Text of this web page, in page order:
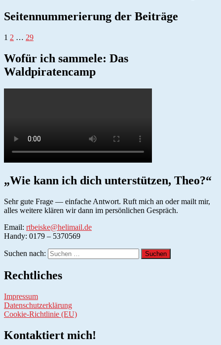
Seitennummerierung der Beiträge
1 2 … 29
Wofür ich sammele: Das
Waldpiratencamp
„Wie kann ich dich unterstützen, Theo?“
Sehr gute Frage — einfache Antwort. Ruft mich an oder mailt mir,
alles weitere klären wir dann im persönlichen Gespräch.
Email: rtbeiske@helimail.de
Handy: 0179 – 5370569
Suchen nach:
Rechtliches
Impressum
Datenschutzerklärung
Cookie-Richtlinie (EU)
Kontaktiert mich!